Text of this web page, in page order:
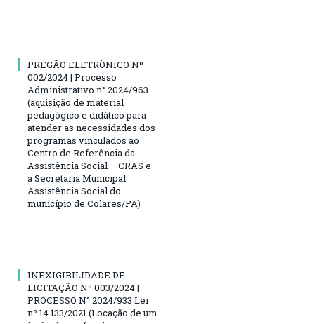
PREGÃO ELETRÔNICO Nº
002/2024 | Processo
Administrativo n° 2024/963
(aquisição de material
pedagógico e didático para
atender as necessidades dos
programas vinculados ao
Centro de Referência da
Assistência Social – CRAS e
a Secretaria Municipal
Assistência Social do
município de Colares/PA)
INEXIGIBILIDADE DE
LICITAÇÃO Nº 003/2024 |
PROCESSO N° 2024/933 Lei
nº 14.133/2021 (Locação de um